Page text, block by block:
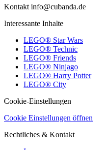
Kontakt info@cubanda.de
Interessante Inhalte
LEGO® Star Wars
LEGO® Technic
LEGO® Friends
LEGO® Ninjago
LEGO® Harry Potter
LEGO® City
Cookie-Einstellungen
Cookie Einstellungen öffnen
Rechtliches & Kontakt